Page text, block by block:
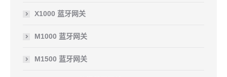
X1000 蓝牙网关
M1000 蓝牙网关
M1500 蓝牙网关